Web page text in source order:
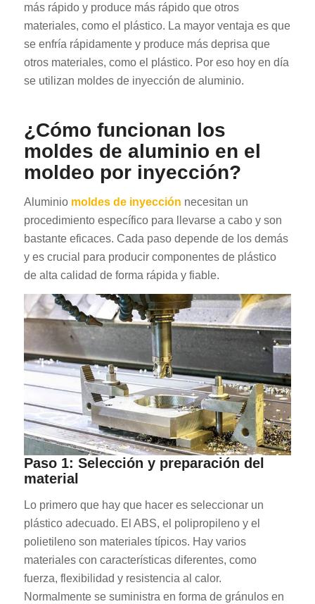
más rápido y produce más rápido que otros
materiales, como el plástico. La mayor ventaja es que
se enfría rápidamente y produce más deprisa que
otros materiales, como el plástico. Por eso hoy en día
se utilizan moldes de inyección de aluminio.
¿Cómo funcionan los
moldes de aluminio en el
moldeo por inyección?
Aluminio moldes de inyección necesitan un
procedimiento específico para llevarse a cabo y son
bastante eficaces. Cada paso depende de los demás
y es crucial para producir componentes de plástico
de alta calidad de forma rápida y fiable.
Paso 1: Selección y preparación del
material
Lo primero que hay que hacer es seleccionar un
plástico adecuado. El ABS, el polipropileno y el
polietileno son materiales típicos. Hay varios
materiales con características diferentes, como
fuerza, flexibilidad y resistencia al calor.
Normalmente se suministra en forma de gránulos en